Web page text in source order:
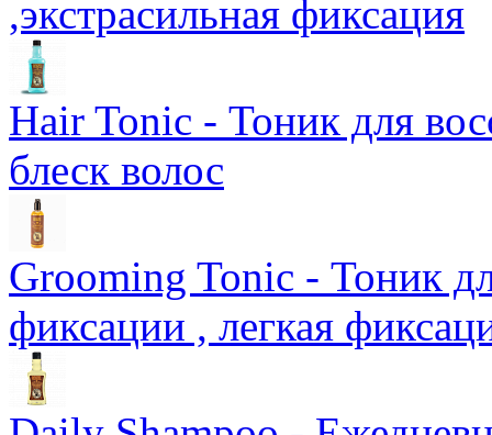
,экстрасильная фиксация
Hair Tonic - Тоник для
блеск волос
Grooming Tonic - Тоник
фиксации , легкая